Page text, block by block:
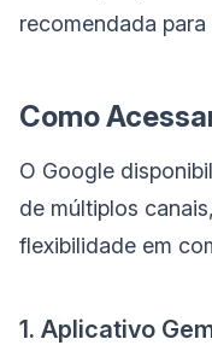
recomendada
Como
O Google
de múltiplos
flexibilidade em
1. Aplicativo